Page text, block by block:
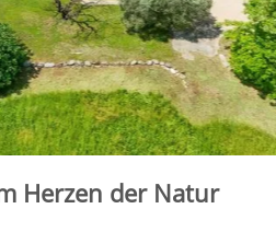
Herzen der Natur